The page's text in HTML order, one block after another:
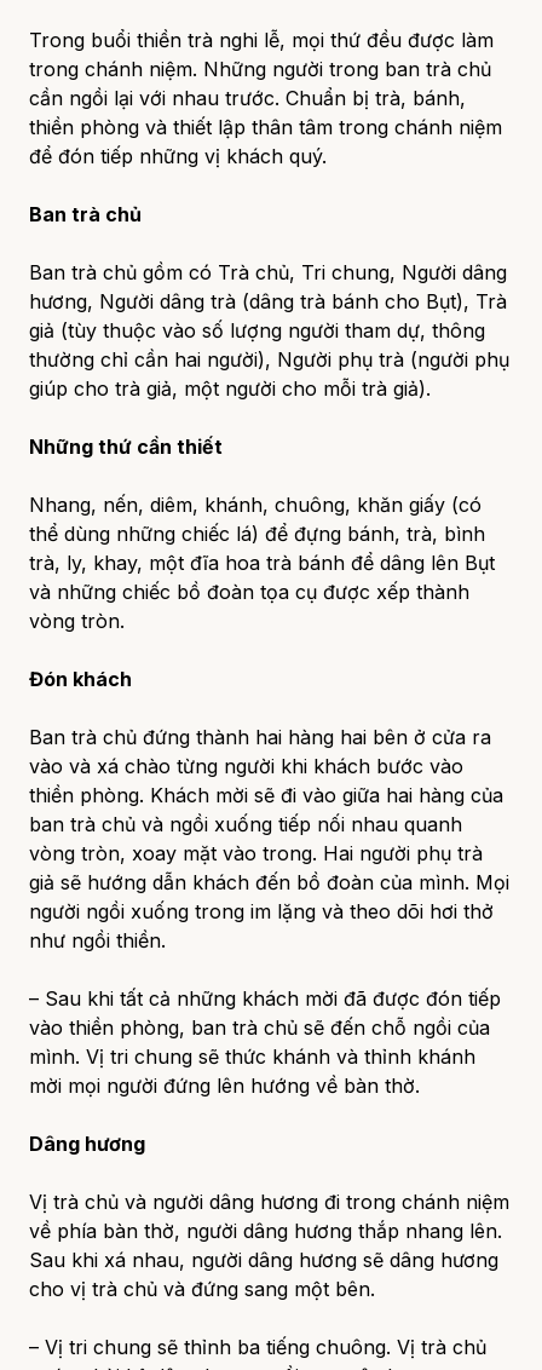
Trong buổi thiền trà nghi lễ, mọi thứ đều được làm
trong chánh niệm. Những người trong ban trà chủ
cần ngồi lại với nhau trước. Chuẩn bị trà, bánh,
thiền phòng và thiết lập thân tâm trong chánh niệm
để đón tiếp những vị khách quý.
Ban trà chủ
Ban trà chủ gồm có Trà chủ, Tri chung, Người dâng
hương, Người dâng trà (dâng trà bánh cho Bụt), Trà
giả (tùy thuộc vào số lượng người tham dự, thông
thường chỉ cần hai người), Người phụ trà (người phụ
giúp cho trà giả, một người cho mỗi trà giả).
Những thứ cần thiết
Nhang, nến, diêm, khánh, chuông, khăn giấy (có
thể dùng những chiếc lá) để đựng bánh, trà, bình
trà, ly, khay, một đĩa hoa trà bánh để dâng lên Bụt
và những chiếc bồ đoàn tọa cụ được xếp thành
vòng tròn.
Đón khách
Ban trà chủ đứng thành hai hàng hai bên ở cửa ra
vào và xá chào từng người khi khách bước vào
thiền phòng. Khách mời sẽ đi vào giữa hai hàng của
ban trà chủ và ngồi xuống tiếp nối nhau quanh
vòng tròn, xoay mặt vào trong. Hai người phụ trà
giả sẽ hướng dẫn khách đến bồ đoàn của mình. Mọi
người ngồi xuống trong im lặng và theo dõi hơi thở
như ngồi thiền.
– Sau khi tất cả những khách mời đã được đón tiếp
vào thiền phòng, ban trà chủ sẽ đến chỗ ngồi của
mình. Vị tri chung sẽ thức khánh và thỉnh khánh
mời mọi người đứng lên hướng về bàn thờ.
Dâng hương
Vị trà chủ và người dâng hương đi trong chánh niệm
về phía bàn thờ, người dâng hương thắp nhang lên.
Sau khi xá nhau, người dâng hương sẽ dâng hương
cho vị trà chủ và đứng sang một bên.
– Vị tri chung sẽ thỉnh ba tiếng chuông. Vị trà chủ